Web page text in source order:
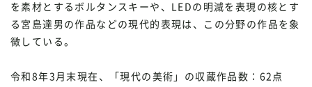
を素材とするボルタンスキーや、LEDの明滅を表現の核とす
る宮島達男の作品などの現代的表現は、この分野の作品を象
徴している。
令和8年3月末現在、「現代の美術」の収蔵作品数：62点